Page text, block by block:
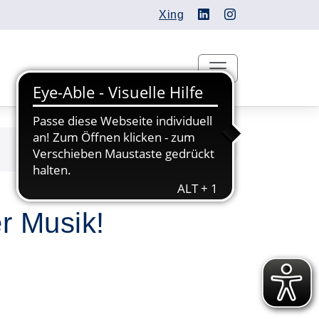
Xing
Musik!